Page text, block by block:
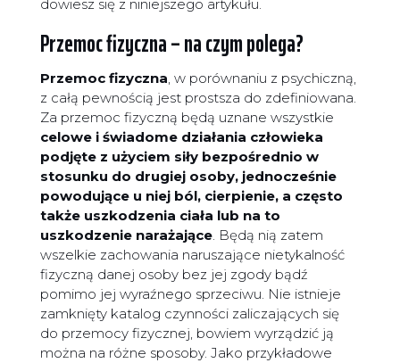
dowiesz się z niniejszego artykułu.
Przemoc fizyczna – na czym polega?
Przemoc fizyczna, w porównaniu z psychiczną,
z całą pewnością jest prostsza do zdefiniowana.
Za przemoc fizyczną będą uznane wszystkie
celowe i świadome działania człowieka
podjęte z użyciem siły bezpośrednio w
stosunku do drugiej osoby, jednocześnie
powodujące u niej ból, cierpienie, a często
także uszkodzenia ciała lub na to
uszkodzenie narażające. Będą nią zatem
wszelkie zachowania naruszające nietykalność
fizyczną danej osoby bez jej zgody bądź
pomimo jej wyraźnego sprzeciwu. Nie istnieje
zamknięty katalog czynności zaliczających się
do przemocy fizycznej, bowiem wyrządzić ją
można na różne sposoby. Jako przykładowe